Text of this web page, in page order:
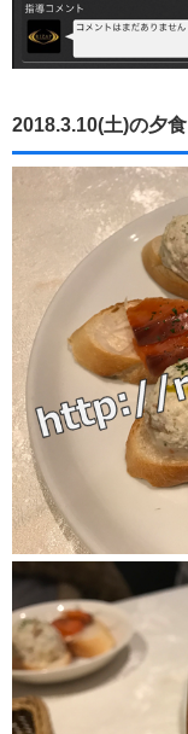
2018.3.10(土)の夕食